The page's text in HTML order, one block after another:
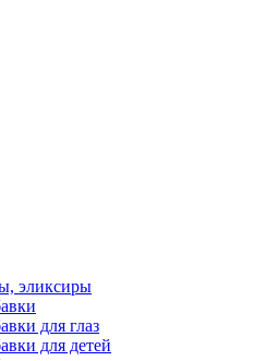
эликсиры
для глаз
для детей